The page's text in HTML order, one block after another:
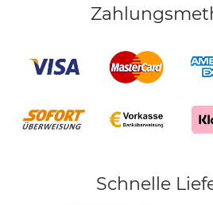
Schnelle